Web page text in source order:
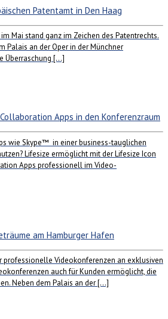
Patentamt in Den Haag
Mai stand ganz im Zeichen des Patentrechts.
Palais an der Oper in der Münchner
Überraschung […]
Apps in den Konferenzraum
wie Skype™ in einer business-tauglichen
Lifesize ermöglicht mit der Lifesize Icon
Apps professionell im Video-
am Hamburger Hafen
professionelle Videokonferenzen an exklusiven
auch für Kunden ermöglicht, die
Neben dem Palais an der […]